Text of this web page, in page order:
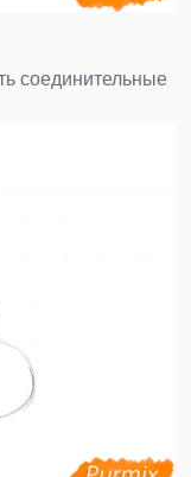
соединительные